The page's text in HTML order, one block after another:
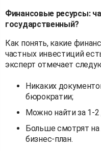
Финансовые ресурсы:
государственный?
Как понять, какие
частных инвестиций
эксперт отмечает
Никаких
бюрократии;
Можно найти за 1-2
Больше смотрят на
бизнес-план.